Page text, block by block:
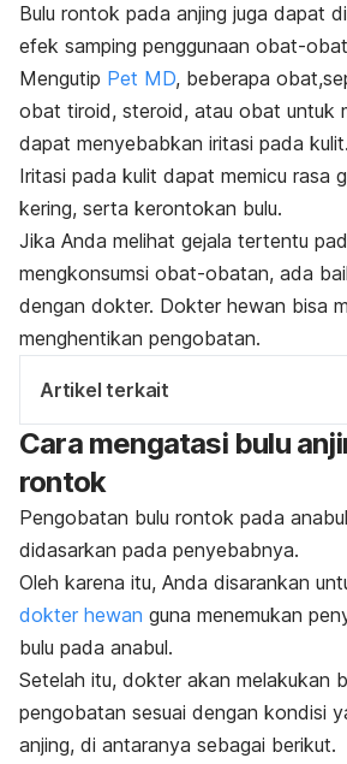
Bulu rontok pada anjing juga dapat
efek samping penggunaan obat-
Mengutip Pet MD, beberapa
obat tiroid, steroid, atau obat untuk
dapat menyebabkan iritasi pada kulit.
Iritasi pada kulit dapat memicu rasa
kering, serta kerontokan bulu.
Jika Anda melihat gejala tertentu
mengkonsumsi obat-obatan, ada
dengan dokter. Dokter hewan bisa
menghentikan pengobatan.
Artikel terkait
Cara mengatasi bulu
rontok
Pengobatan bulu rontok pada
didasarkan pada penyebabnya.
Oleh karena itu, Anda disarankan
dokter hewan guna menemukan
bulu pada anabul.
Setelah itu, dokter akan melakukan
pengobatan sesuai dengan kondisi
anjing, di antaranya sebagai berikut.